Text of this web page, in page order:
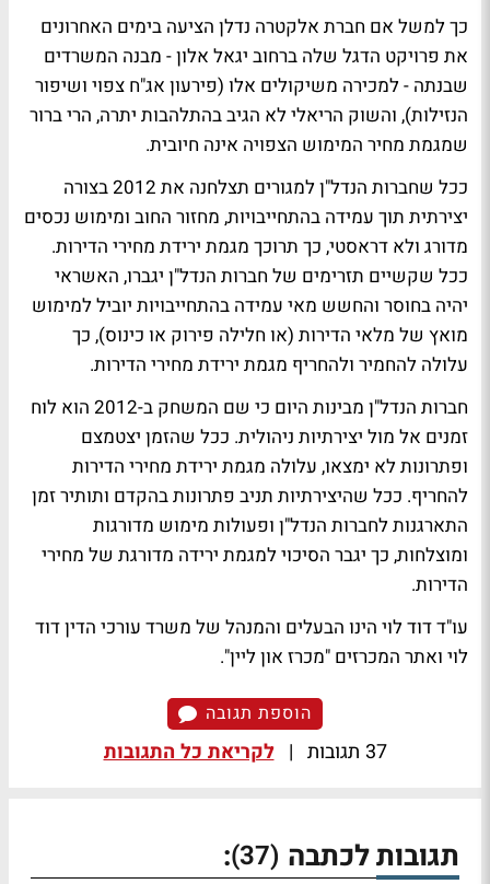
כך למשל אם חברת אלקטרה נדלן הציעה בימים האחרונים
את פרויקט הדגל שלה ברחוב יגאל אלון - מבנה המשרדים
שבנתה - למכירה משיקולים אלו (פירעון אג"ח צפוי ושיפור
הנזילות), והשוק הריאלי לא הגיב בהתלהבות יתרה, הרי ברור
שמגמת מחיר המימוש הצפויה אינה חיובית.
ככל שחברות הנדל"ן למגורים תצלחנה את 2012 בצורה
יצירתית תוך עמידה בהתחייבויות, מחזור החוב ומימוש נכסים
מדורג ולא דראסטי, כך תרוכך מגמת ירידת מחירי הדירות.
ככל שקשיים תזרימים של חברות הנדל"ן יגברו, האשראי
יהיה בחוסר והחשש מאי עמידה בהתחייבויות יוביל למימוש
מואץ של מלאי הדירות (או חלילה פירוק או כינוס), כך
עלולה להחמיר ולהחריף מגמת ירידת מחירי הדירות.
חברות הנדל"ן מבינות היום כי שם המשחק ב-2012 הוא לוח
זמנים אל מול יצירתיות ניהולית. ככל שהזמן יצטמצם
ופתרונות לא ימצאו, עלולה מגמת ירידת מחירי הדירות
להחריף. ככל שהיצירתיות תניב פתרונות בהקדם ותותיר זמן
התארגנות לחברות הנדל"ן ופעולות מימוש מדורגות
ומוצלחות, כך יגבר הסיכוי למגמת ירידה מדורגת של מחירי
הדירות.
עו"ד דוד לוי הינו הבעלים והמנהל של משרד עורכי הדין דוד
לוי ואתר המכרזים "מכרז און ליין".
הוספת תגובה
37 תגובות | לקריאת כל התגובות
תגובות לכתבה (37)
: